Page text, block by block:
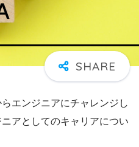
エンジニアにチャレンジし
アとしてのキャリアについ